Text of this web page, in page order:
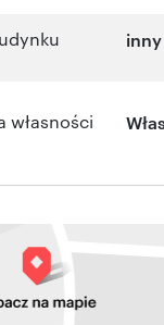
inny
własności